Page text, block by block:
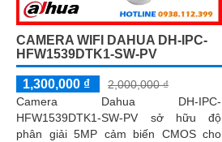
CAMERA WIFI DAHUA DH-IPC-
HFW1539DTK1-SW-PV
1,300,000 ₫
2,000,000 ₫
Camera Dahua DH-IPC-
HFW1539DTK1-SW-PV sở hữu độ
phân giải 5MP cảm biến CMOS cho